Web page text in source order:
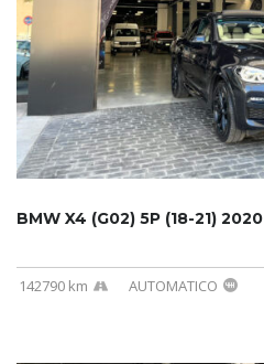
BMW X4 (G02) 5P (18-21) 2020
142790 km AUTOMATICO